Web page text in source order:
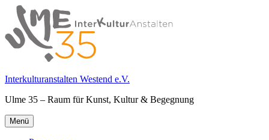
Springe
zum
Inhalt
Interkulturanstalten Westend e.V.
Ulme 35 – Raum für Kunst, Kultur & Begegnung
Primäres
Menü